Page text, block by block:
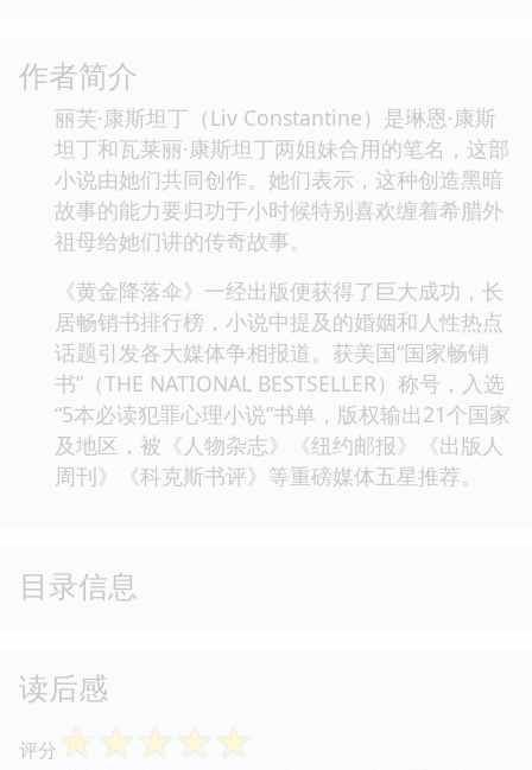
作者简介
丽芙·康斯坦丁（Liv Constantine）是琳恩·康斯
坦丁和瓦莱丽·康斯坦丁两姐妹合用的笔名，这部
小说由她们共同创作。她们表示，这种创造黑暗
故事的能力要归功于小时候特别喜欢缠着希腊外
祖母给她们讲的传奇故事。
《黄金降落伞》一经出版便获得了巨大成功，长
居畅销书排行榜，小说中提及的婚姻和人性热点
话题引发各大媒体争相报道。获美国“国家畅销
书”（THE NATIONAL BESTSELLER）称号，入选
“5本必读犯罪心理小说”书单，版权输出21个国家
及地区，被《人物杂志》《纽约邮报》《出版人
周刊》《科克斯书评》等重磅媒体五星推荐。
目录信息
读后感
评分 ☆☆☆☆☆